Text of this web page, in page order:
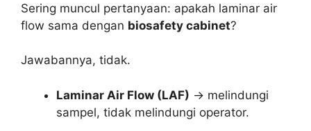
Sering muncul pertanyaan: apakah laminar air
flow sama dengan biosafety cabinet?
Jawabannya, tidak.
Laminar Air Flow (LAF) → melindungi
sampel, tidak melindungi operator.